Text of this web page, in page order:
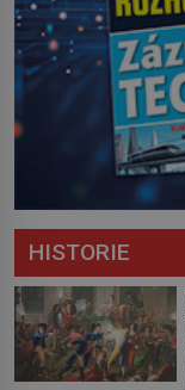
HISTORIE